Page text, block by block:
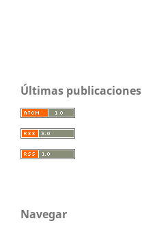
Últimas publicaciones
Navegar